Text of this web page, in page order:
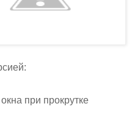
при прокрутке